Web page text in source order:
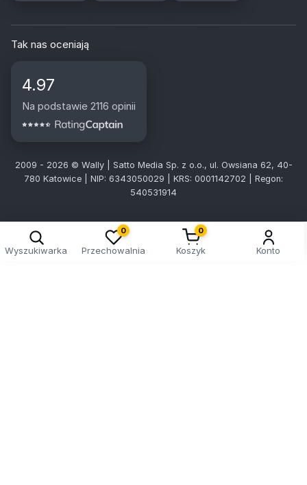
Tak nas oceniają
4.97
Na podstawie 2116 opinii
2009 - 2026 © Wally | Satto Media Sp. z o.o., ul. Owsiana 62, 40-
780 Katowice | NIP: 6343050029 | KRS: 0001142702 | Regon:
540531914
Wyszukiwarka
0
Przechowalnia
0
Koszyk Konto